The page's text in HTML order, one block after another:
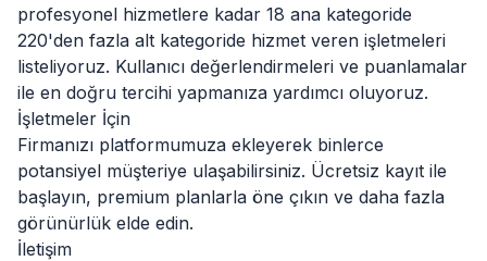
profesyonel hizmetlere kadar 18 ana kategoride
220'den fazla alt kategoride hizmet veren işletmeleri
listeliyoruz. Kullanıcı değerlendirmeleri ve puanlamalar
ile en doğru tercihi yapmanıza yardımcı oluyoruz.
İşletmeler İçin
Firmanızı platformumuza ekleyerek binlerce
potansiyel müşteriye ulaşabilirsiniz. Ücretsiz kayıt ile
başlayın, premium planlarla öne çıkın ve daha fazla
görünürlük elde edin.
İletişim